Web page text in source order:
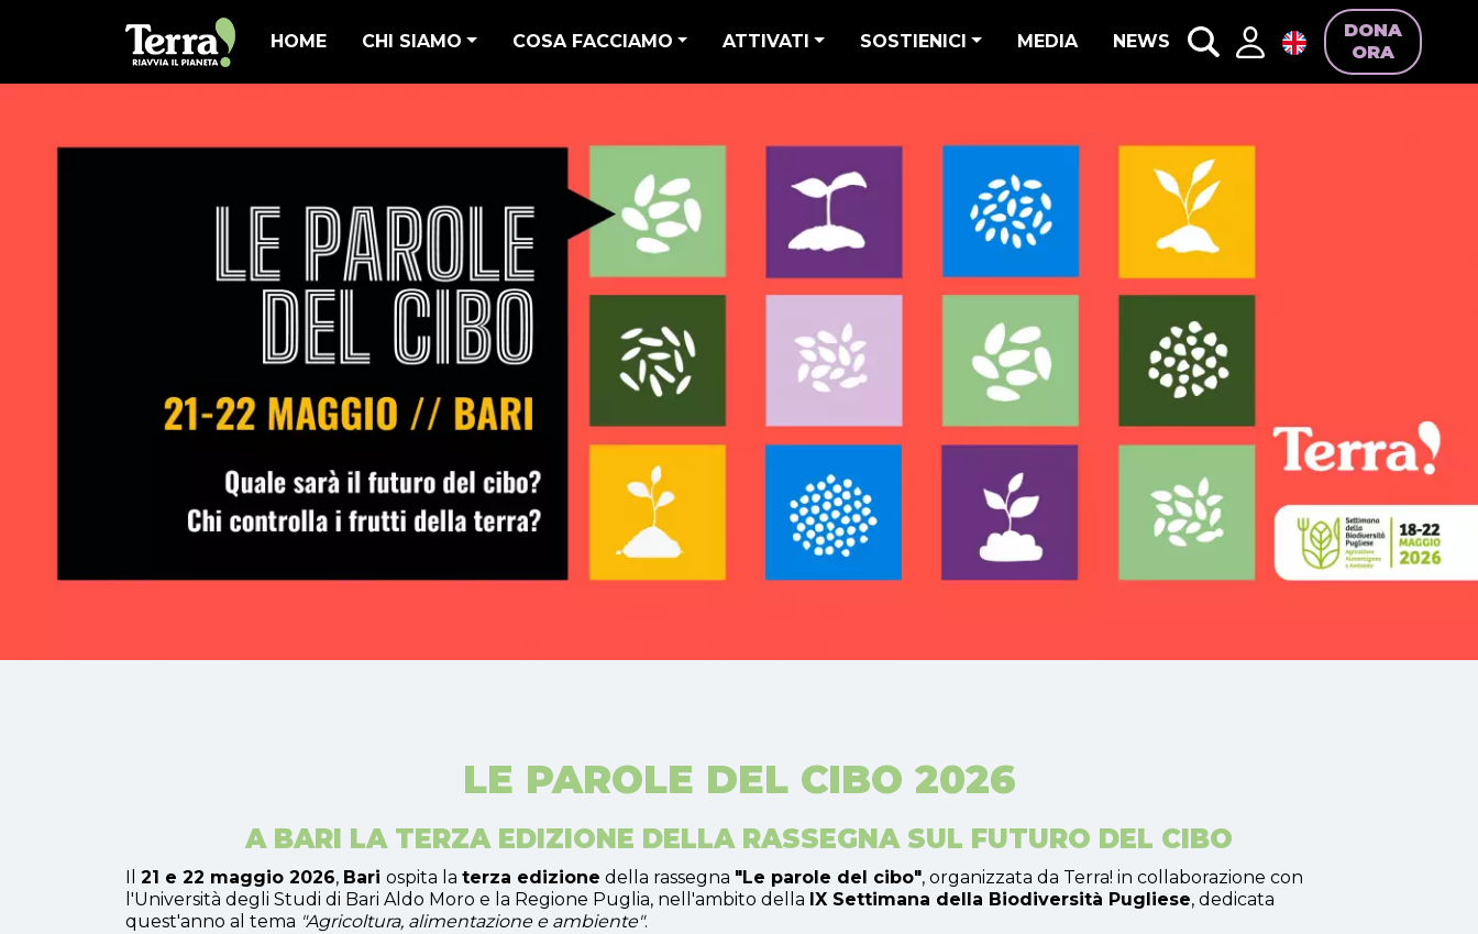
HOME CHI SIAMO COSA FACCIAMO ATTIVATI SOSTIENICI MEDIA NEWS
DONA
ORA
LE PAROLE DEL CIBO 2026
A BARI LA TERZA EDIZIONE DELLA RASSEGNA SUL FUTURO DEL CIBO
Il 21 e 22 maggio 2026, Bari ospita la terza edizione della rassegna "Le parole del cibo", organizzata da Terra! in collaborazione con
l'Università degli Studi di Bari Aldo Moro e la Regione Puglia, nell'ambito della IX Settimana della Biodiversità Pugliese, dedicata
quest'anno al tema "Agricoltura, alimentazione e ambiente".